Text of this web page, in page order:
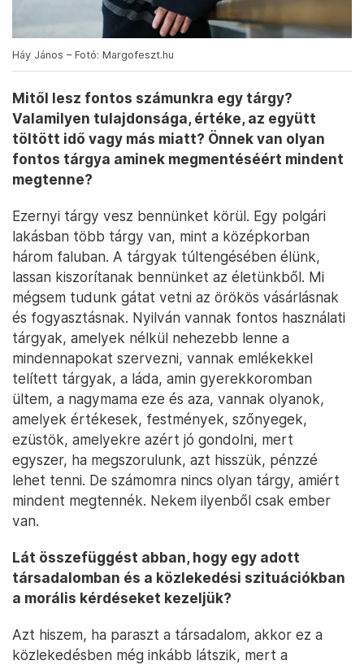
Háy János – Fotó: Margofeszt.hu
Mitől lesz fontos számunkra egy tárgy?
Valamilyen tulajdonsága, értéke, az együtt
töltött idő vagy más miatt? Önnek van olyan
fontos tárgya aminek megmentéséért mindent
megtenne?
Ezernyi tárgy vesz bennünket körül. Egy polgári
lakásban több tárgy van, mint a középkorban
három faluban. A tárgyak túltengésében élünk,
lassan kiszorítanak bennünket az életünkből. Mi
mégsem tudunk gátat vetni az örökös vásárlásnak
és fogyasztásnak. Nyilván vannak fontos használati
tárgyak, amelyek nélkül nehezebb lenne a
mindennapokat szervezni, vannak emlékekkel
telített tárgyak, a láda, amin gyerekkoromban
ültem, a nagymama eze és aza, vannak olyanok,
amelyek értékesek, festmények, szőnyegek,
ezüstök, amelyekre azért jó gondolni, mert
egyszer, ha megszorulunk, azt hisszük, pénzzé
lehet tenni. De számomra nincs olyan tárgy, amiért
mindent megtennék. Nekem ilyenből csak ember
van.
Lát összefüggést abban, hogy egy adott
társadalomban és a közlekedési szituációkban
a morális kérdéseket kezeljük?
Azt hiszem, ha paraszt a társadalom, akkor ez a
közlekedésben még inkább látszik, mert a